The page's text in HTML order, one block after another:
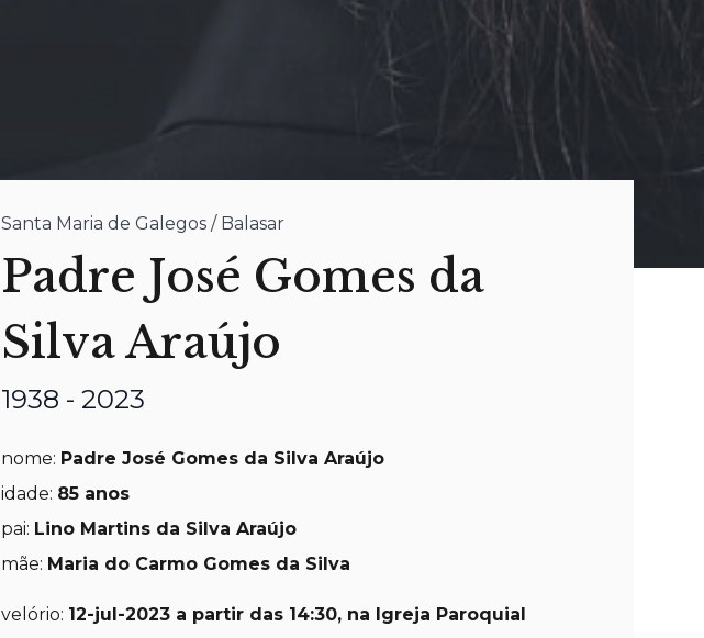
Santa Maria de Galegos / Balasar
Padre José Gomes da
Silva Araújo
1938 - 2023
nome: Padre José Gomes da Silva Araújo
idade: 85 anos
pai: Lino Martins da Silva Araújo
mãe: Maria do Carmo Gomes da Silva
velório: 12-jul-2023 a partir das 14:30, na Igreja Paroquial